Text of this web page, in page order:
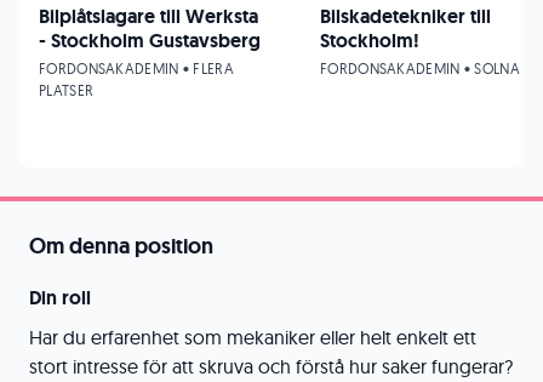
Om denna position
Din roll
Har du erfarenhet som mekaniker eller helt enkelt ett
stort intresse för att skruva och förstå hur saker fungerar?
Bilplåtslagare till Werksta
- Stockholm Gustavsberg
FORDONSAKADEMIN • FLERA
PLATSER
Bilskadetekniker till
Stockholm!
FORDONSAKADEMIN • SOLNA